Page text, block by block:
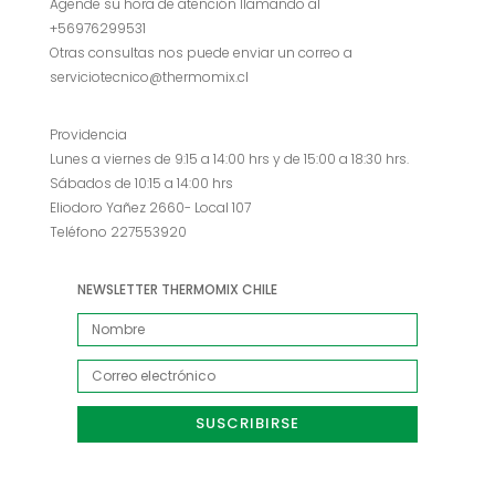
+56976299531
Otras consultas nos puede enviar un correo a
serviciotecnico@thermomix.cl
Providencia
Lunes a viernes de 9:15 a 14:00 hrs y de 15:00 a 18:30 hrs.
Sábados de 10:15 a 14:00 hrs
Eliodoro Yañez 2660- Local 107
Teléfono 227553920
NEWSLETTER THERMOMIX CHILE
SUSCRIBIRSE